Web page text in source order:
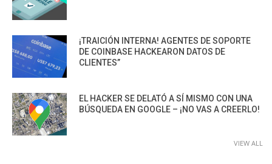
¡TRAICIÓN INTERNA! AGENTES DE SOPORTE
DE COINBASE HACKEARON DATOS DE
CLIENTES”
EL HACKER SE DELATÓ A SÍ MISMO CON UNA
BÚSQUEDA EN GOOGLE – ¡NO VAS A CREERLO!
VIEW ALL